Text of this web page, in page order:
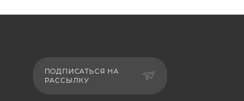
ПОДПИСАТЬСЯ НА
РАССЫЛКУ